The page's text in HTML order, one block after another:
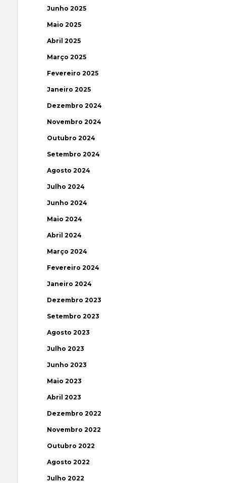
Junho 2025
Maio 2025
Abril 2025
Março 2025
Fevereiro 2025
Janeiro 2025
Dezembro 2024
Novembro 2024
Outubro 2024
Setembro 2024
Agosto 2024
Julho 2024
Junho 2024
Maio 2024
Abril 2024
Março 2024
Fevereiro 2024
Janeiro 2024
Dezembro 2023
Setembro 2023
Agosto 2023
Julho 2023
Junho 2023
Maio 2023
Abril 2023
Dezembro 2022
Novembro 2022
Outubro 2022
Agosto 2022
Julho 2022